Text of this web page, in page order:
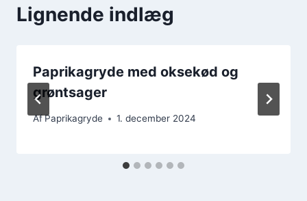
Lignende indlæg
Paprikagryde med oksekød og
grøntsager
AfPaprikagryde 1. december 2024